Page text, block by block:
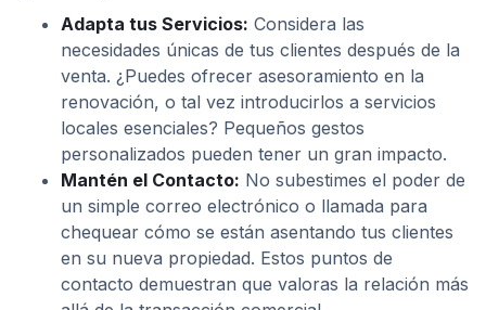
Adapta tus Servicios: Considera las
necesidades únicas de tus clientes después de la
venta. ¿Puedes ofrecer asesoramiento en la
renovación, o tal vez introducirlos a servicios
locales esenciales? Pequeños gestos
personalizados pueden tener un gran impacto.
Mantén el Contacto: No subestimes el poder de
un simple correo electrónico o llamada para
chequear cómo se están asentando tus clientes
en su nueva propiedad. Estos puntos de
contacto demuestran que valoras la relación más